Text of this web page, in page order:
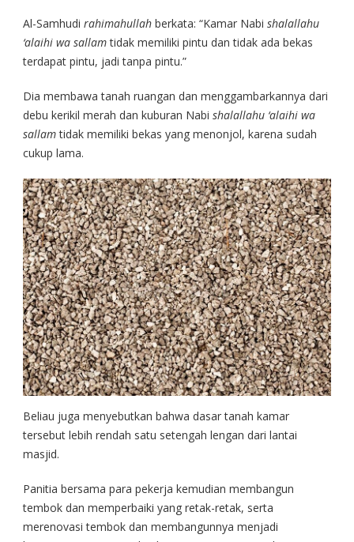
Al-Samhudi rahimahullah berkata: “Kamar Nabi shalallahu
‘alaihi wa sallamtidak memiliki pintu dan tidak ada bekas
terdapat pintu, jadi tanpa pintu.”
Dia membawa tanah ruangan dan menggambarkannya dari
debu kerikil merah dan kuburan Nabi shalallahu ‘alaihi wa
sallamtidak memiliki bekas yang menonjol, karena sudah
cukup lama.
Beliau juga menyebutkan bahwa dasar tanah kamar
tersebut lebih rendah satu setengah lengan dari lantai
masjid.
Panitia bersama para pekerja kemudian membangun
tembok dan memperbaiki yang retak-retak, serta
merenovasi tembok dan membangunnya menjadi